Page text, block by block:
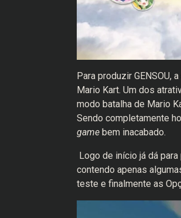
Para produzir
Mario Kart. Um dos
modo batalha de Mario
Sendo completamente
gamebem inacabado.
Logo de início já dá
contendo apenas
teste e finalmente as